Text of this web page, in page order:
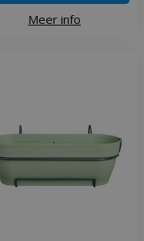
Meer info